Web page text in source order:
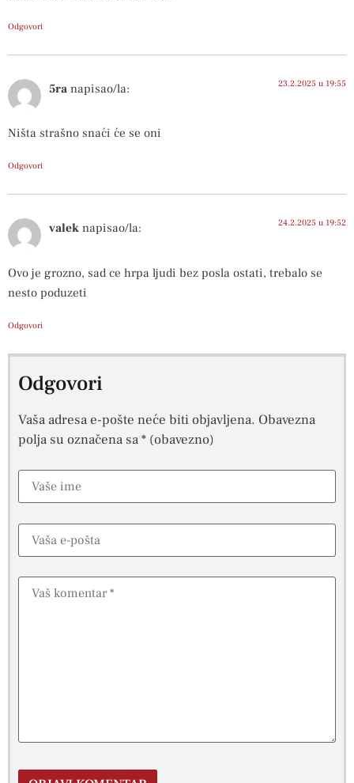
Odgovori
5ra napisao/la: 23.2.2025 u 19:55
Ništa strašno snaći će se oni
Odgovori
valek napisao/la: 24.2.2025 u 19:52
Ovo je grozno, sad ce hrpa ljudi bez posla ostati, trebalo se
nesto poduzeti
Odgovori
Odgovori
Vaša adresa e-pošte neće biti objavljena. Obavezna
polja su označena sa* (obavezno)